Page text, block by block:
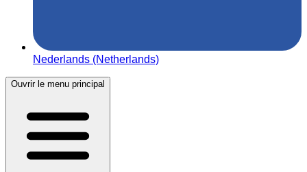
Nederlands (Netherlands)
Ouvrir le menu principal